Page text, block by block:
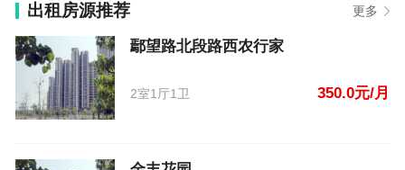
出租房源推荐 更多
鄢望路北段路西农行家
2室1厅1卫 350.0元/月